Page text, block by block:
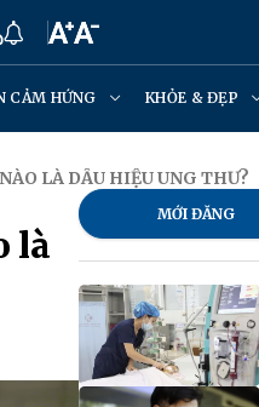
CẢM HỨNG KHỎE & ĐẸP
LÀ DẤU HIỆU UNG THƯ?
là
MỚI ĐĂNG